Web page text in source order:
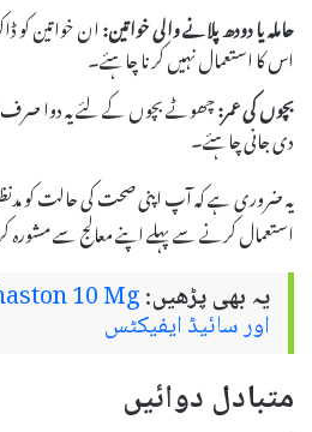
حاملہ یا دودھ پلانے والی خواتین:ان خواتین کو
اس کا استعمال نہیں کرنا چاہئے۔
بچوں کی عمر:چھوٹے بچوں کے لئے یہ دوا صرف
دی جانی چاہئے۔
یہ ضروری ہے کہ آپ اپنی صحت کی حالت کو
استعمال کرنے سے پہلے اپنے معالج سے
یہ بھی پڑھیں:
اور سائیڈ ایفیکٹس
متبادل دوائیں